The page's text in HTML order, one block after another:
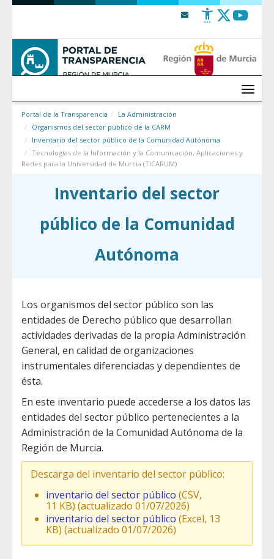
Saltar al contenido
Menú
Portal de la Transparencia
La Administración
Organismos del sector público de la CARM
Inventario del sector público de la Comunidad Autónoma
Tecnologías de la Información y la Comunicación, Aplicaciones y
Redes para la Universidad de Murcia (TICARUM)
Inventario del sector
público de la Comunidad
Autónoma
Los organismos del sector público son las
entidades de Derecho público que desarrollan
actividades derivadas de la propia Administración
General, en calidad de organizaciones
instrumentales diferenciadas y dependientes de
ésta.
En este inventario puede accederse a los datos las
entidades del sector público pertenecientes a la
Administración de la Comunidad Autónoma de la
Región de Murcia.
Descarga del inventario del sector público:
inventario del sector público (CSV,
11 KB) (actualizado 01/07/2026)
inventario del sector público (Excel, 13
KB) (actualizado 01/07/2026)